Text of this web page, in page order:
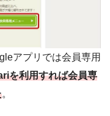
アプリでは会員専用
を利用すれば会員専
。